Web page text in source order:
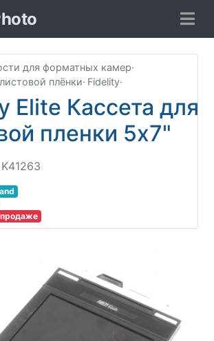
для форматных камер·
плёнки· Fidelity·
Elite Кассета для
пленки 5х7"
продаже